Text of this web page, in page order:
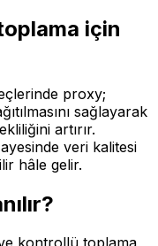
için
proxy;
sağlayarak
artırır.
veri kalitesi
hâle gelir.